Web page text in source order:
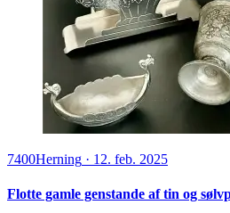
7400Herning · 12. feb. 2025
Flotte gamle genstande af tin og